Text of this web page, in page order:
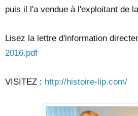
puis il l'a vendue à l'exploitant de
Lisez la lettre d'information
2016.pdf
VISITEZ : http://histoire-lip.com/